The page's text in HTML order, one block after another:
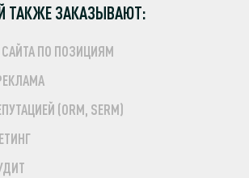
ТАКЖЕ ЗАКАЗЫВАЮТ:
ПО ПОЗИЦИЯМ
(ORM, SERM)